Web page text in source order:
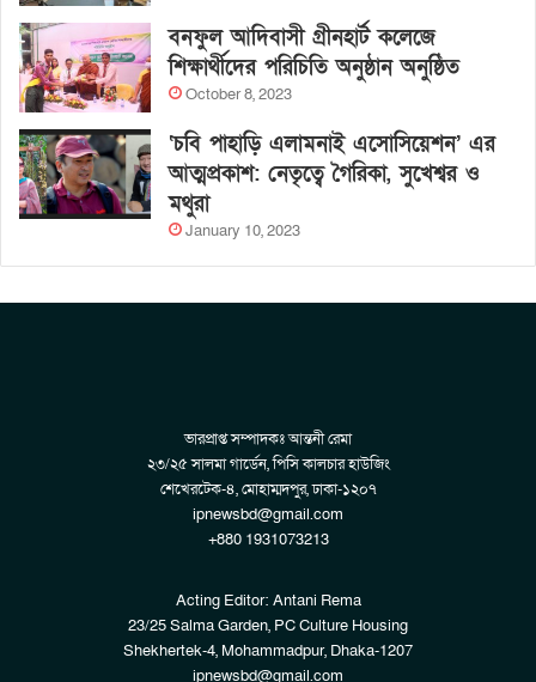
বনফুল আদিবাসী গ্রীনহার্ট কলেজে
শিক্ষার্থীদের পরিচিতি অনুষ্ঠান অনুষ্ঠিত
October 8, 2023
‘চবি পাহাড়ি এলামনাই এসোসিয়েশন’ এর
আত্মপ্রকাশ: নেতৃত্বে গৈরিকা, সুখেশ্বর ও
মথুরা
January 10, 2023
ভারপ্রাপ্ত সম্পাদকঃ আন্তনী রেমা
২৩/২৫ সালমা গার্ডেন, পিসি কালচার হাউজিং
শেখেরটেক-৪, মোহাম্মদপুর, ঢাকা-১২০৭
ipnewsbd@gmail.com
+880 1931073213
Acting Editor: Antani Rema
23/25 Salma Garden, PC Culture Housing
Shekhertek-4, Mohammadpur, Dhaka-1207
ipnewsbd@gmail.com